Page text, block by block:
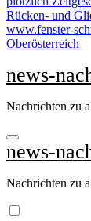
Rücken- und
www.fenster-
Oberösterreich
news-
Nachrichten zu
news-
Nachrichten zu